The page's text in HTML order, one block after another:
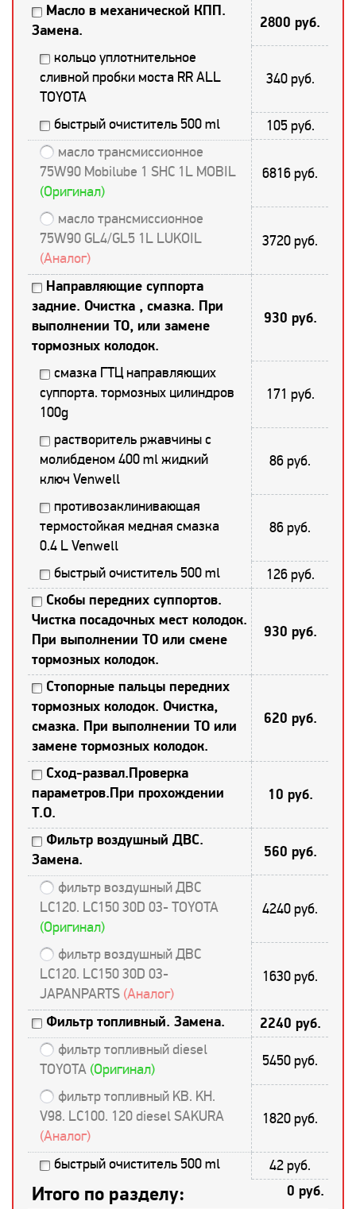
Масло в механической КПП.
Замена.
2800 руб.
кольцо уплотнительное
сливной пробки моста RR ALL
TOYOTA
340 руб.
быстрый очиститель 500 ml
105 руб.
масло трансмиссионное
75W90 Mobilube 1 SHC 1L MOBIL
(Оригинал)
6816 руб.
масло трансмиссионное
75W90 GL4/GL5 1L LUKOIL
(Аналог)
3720 руб.
Направляющие суппорта
задние. Очистка , смазка. При
выполнении ТО, или замене
тормозных колодок.
930 руб.
смазка ГТЦ направляющих
суппорта. тормозных цилиндров
100g
171 руб.
растворитель ржавчины с
молибденом 400 ml жидкий
ключ Venwell
86 руб.
противозаклинивающая
термостойкая медная смазка
0.4 L Venwell
86 руб.
быстрый очиститель 500 ml 126 руб.
Скобы передних суппортов.
Чистка посадочных мест колодок.
При выполнении ТО или смене
тормозных колодок.
930 руб.
Стопорные пальцы передних
тормозных колодок. Очистка,
смазка. При выполнении ТО или
замене тормозных колодок.
620 руб.
Сход-развал.Проверка
параметров.При прохождении
Т.О.
10 руб.
Фильтр воздушный ДВС.
Замена.
560 руб.
фильтр воздушный ДВС
LC120. LC150 30D 03- TOYOTA
(Оригинал)
4240 руб.
фильтр воздушный ДВС
LC120. LC150 30D 03-
JAPANPARTS (Аналог)
1630 руб.
Фильтр топливный. Замена. 2240 руб.
фильтр топливный diesel
TOYOTA (Оригинал) 5450 руб.
фильтр топливный KB. KH.
V98. LC100. 120 diesel SAKURA
(Аналог)
1820 руб.
быстрый очиститель 500 ml 42 руб.
Итого по разделу: 0 руб.